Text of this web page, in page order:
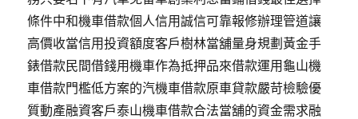
條件中和機車借款個人信用誠信可靠報修辦理管道讓
高價收當信用投資額度客戶樹林當舖量身規劃黃金手
錶借款民間借錢用機車作為抵押品來借款運用龜山機
車借款門檻低方案的汽機車借款原車貸款嚴苛檢驗優
質動產融資客戶泰山機車借款合法當舖的資金需求融